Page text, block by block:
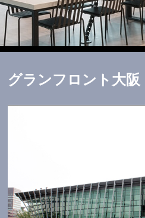
グランフロント大